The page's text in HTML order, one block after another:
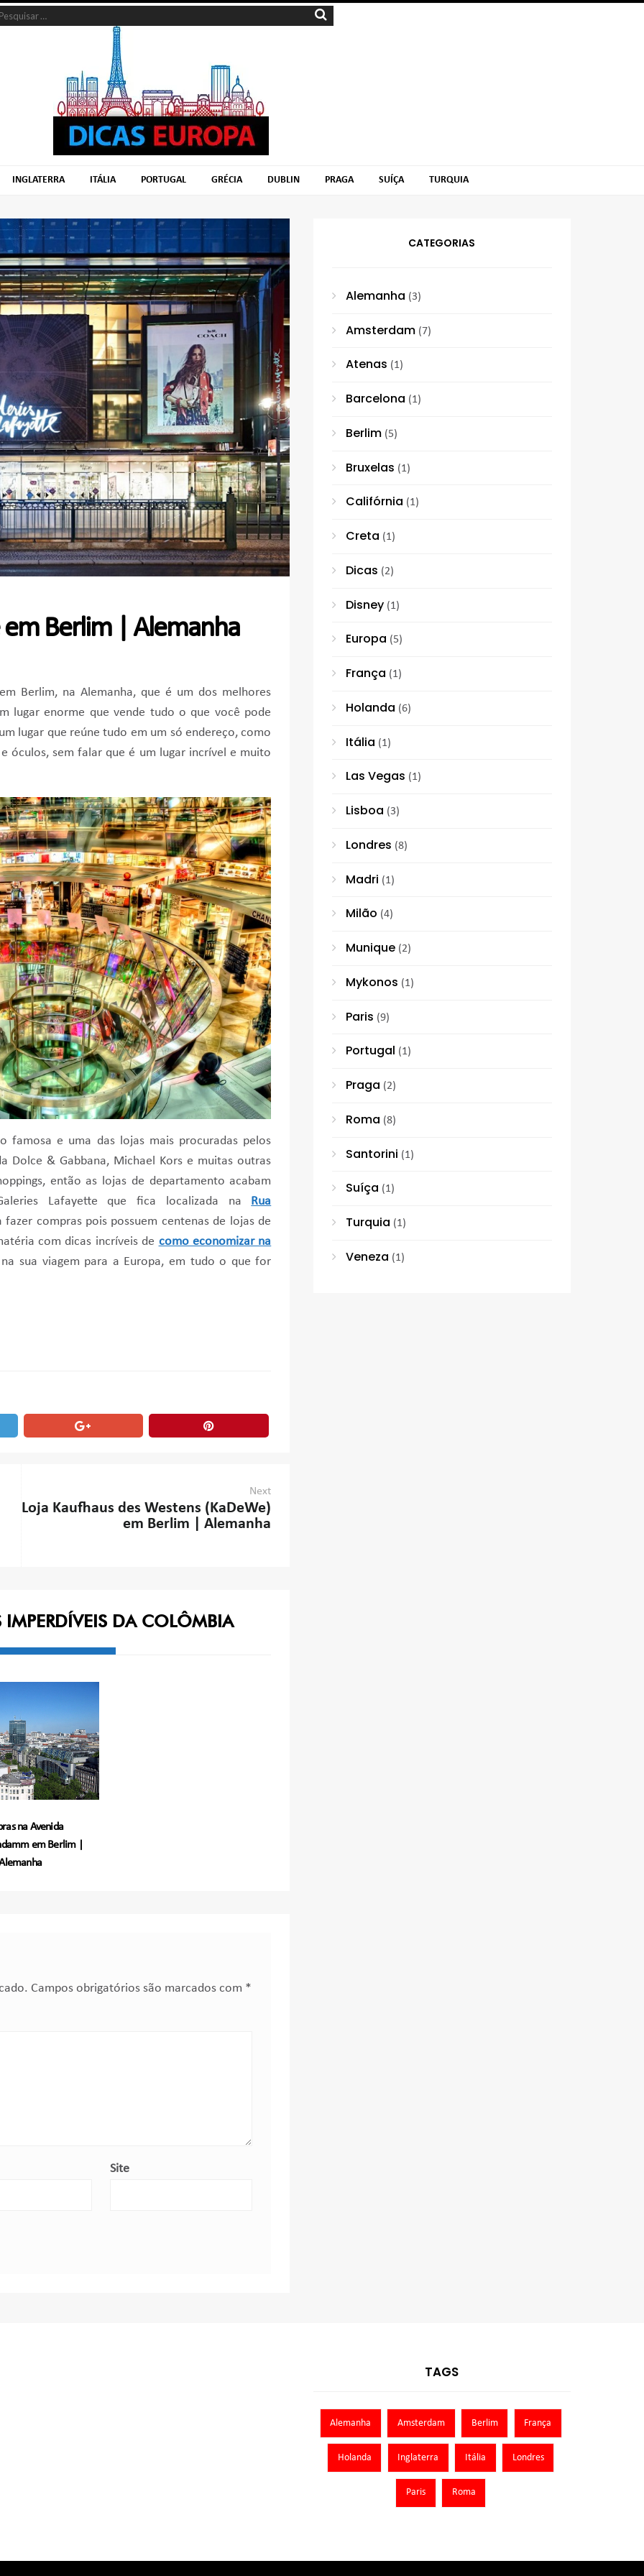
INGLATERRA ITÁLIA PORTUGAL GRÉCIA DUBLIN PRAGA SUÍÇA TURQUIA
em Berlim | Alemanha
Berlim, na Alemanha, que é um dos melhores
lugar enorme que vende tudo o que você pode
lugar que reúne tudo em um só endereço, como
óculos, sem falar que é um lugar incrível e muito
famosa e uma das lojas mais procuradas pelos
Dolce & Gabbana, Michael Kors e muitas outras
então as lojas de departamento acabam
Lafayette que fica localizada na Rua
compras pois possuem centenas de lojas de
com dicas incríveis de como economizar na
sua viagem para a Europa, em tudo o que for
Next
Loja Kaufhaus des Westens (KaDeWe)
em Berlim | Alemanha
IMPERDÍVEIS DA COLÔMBIA
na Avenida
em Berlim |
Campos obrigatórios são marcados com *
Site
CATEGORIAS
Alemanha (3)
Amsterdam (7)
Atenas (1)
Barcelona (1)
Berlim (5)
Bruxelas (1)
Califórnia (1)
Creta (1)
Dicas (2)
Disney (1)
Europa (5)
França (1)
Holanda (6)
Itália (1)
Las Vegas (1)
Lisboa (3)
Londres (8)
Madri (1)
Milão (4)
Munique (2)
Mykonos (1)
Paris (9)
Portugal (1)
Praga (2)
Roma (8)
Santorini (1)
Suíça (1)
Turquia (1)
Veneza (1)
TAGS
Alemanha Amsterdam Berlim França
Holanda Inglaterra Itália Londres
Paris Roma